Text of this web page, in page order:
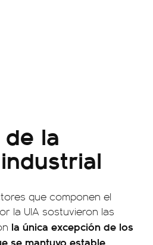
la
que componen el
la UIA sostuvieron las
la única excepción de los
se mantuvo estable.